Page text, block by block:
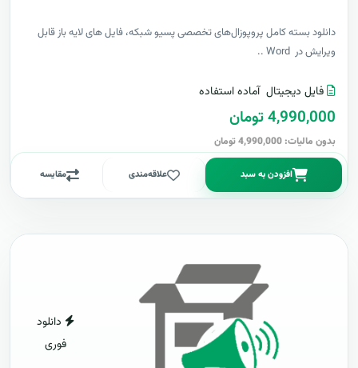
دانلود بسته کامل پروپوزال‌های تخصصی پسیو شبکه، فایل های لایه باز قابل
ویرایش در Word ..
فایل دیجیتال آماده استفاده
4,990,000 تومان
بدون مالیات: 4,990,000 تومان
افزودن به سبد علاقه‌مندی مقایسه
دانلود
فوری